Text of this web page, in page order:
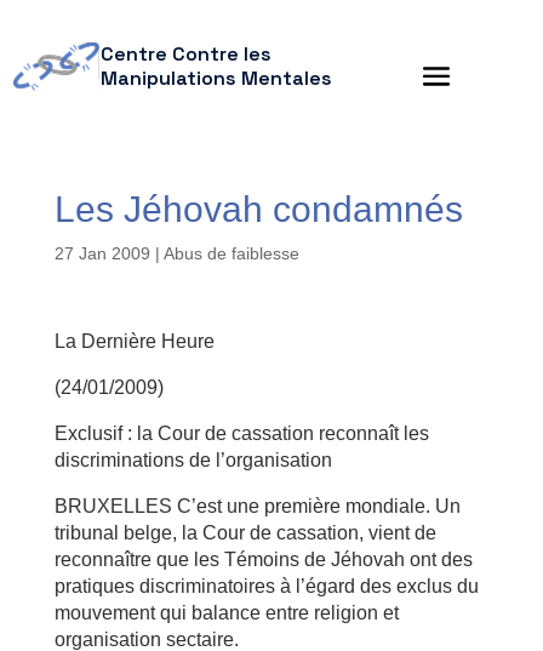
Centre Contre les
Manipulations Mentales
Les Jéhovah condamnés
27 Jan 2009 | Abus de faiblesse
La Dernière Heure
(24/01/2009)
Exclusif : la Cour de cassation reconnaît les
discriminations de l’organisation
BRUXELLES C’est une première mondiale. Un
tribunal belge, la Cour de cassation, vient de
reconnaître que les Témoins de Jéhovah ont des
pratiques discriminatoires à l’égard des exclus du
mouvement qui balance entre religion et
organisation sectaire.